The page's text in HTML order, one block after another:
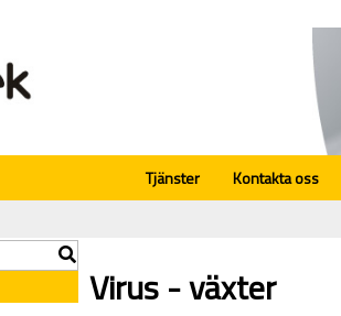
Tjänster Kontakta oss
Virus - växter